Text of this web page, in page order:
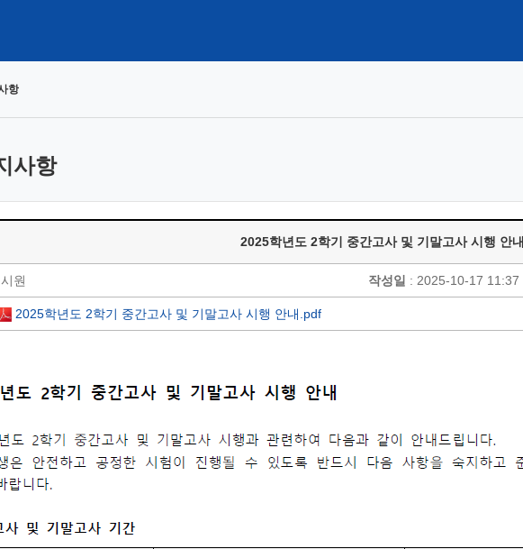
항
사항
2025학년도 2학기 중간고사 및 기말고사 시행 안내
원 작성일 : 2025-10-17 11:37
2025학년도 2학기 중간고사 및 기말고사 시행 안내.pdf